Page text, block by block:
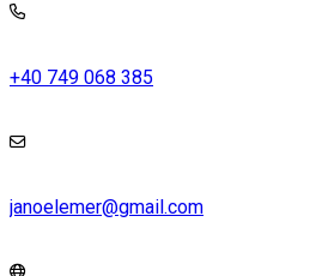
+40 749 068 385
janoelemer@gmail.com